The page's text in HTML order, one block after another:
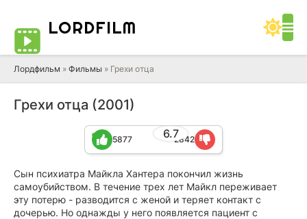
LORDFILM
Лордфильм » Фильмы » Грехи отца
Грехи отца (2001)
6.7
5877 2842
Сын психиатра Майкла Хантера покончил жизнь
самоубийством. В течение трех лет Майкл переживает
эту потерю - разводится с женой и теряет контакт с
дочерью. Но однажды у него появляется пациент с